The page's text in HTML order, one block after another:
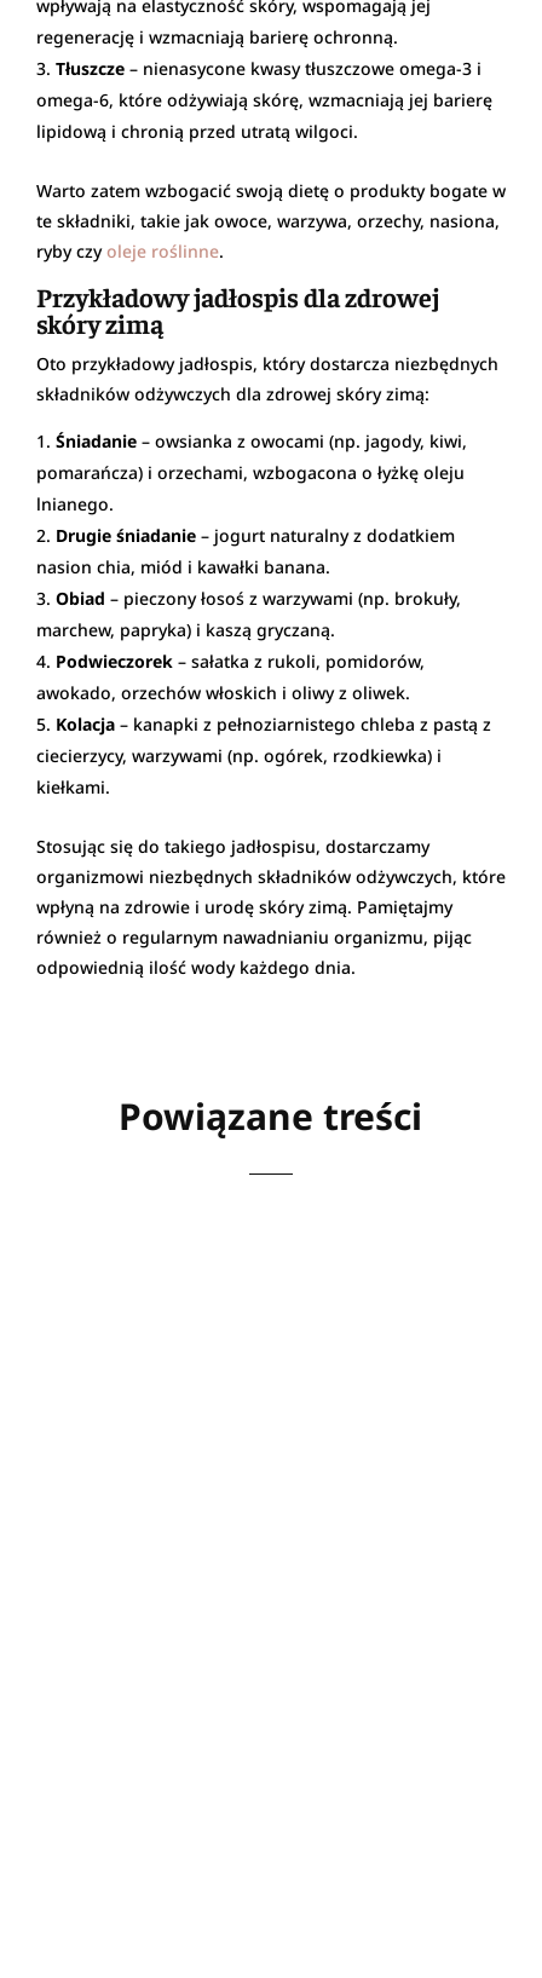
wpływają na elastyczność skóry, wspomagają jej
regenerację i wzmacniają barierę ochronną.
Tłuszcze – nienasycone kwasy tłuszczowe omega-3 i
omega-6, które odżywiają skórę, wzmacniają jej barierę
lipidową i chronią przed utratą wilgoci.
Warto zatem wzbogacić swoją dietę o produkty bogate w
te składniki, takie jak owoce, warzywa, orzechy, nasiona,
ryby czyoleje roślinne.
Przykładowy jadłospis dla zdrowej
skóry zimą
Oto przykładowy jadłospis, który dostarcza niezbędnych
składników odżywczych dla zdrowej skóry zimą:
Śniadanie – owsianka z owocami (np. jagody, kiwi,
pomarańcza) i orzechami, wzbogacona o łyżkę oleju
lnianego.
Drugie śniadanie – jogurt naturalny z dodatkiem
nasion chia, miód i kawałki banana.
Obiad – pieczony łosoś z warzywami (np. brokuły,
marchew, papryka) i kaszą gryczaną.
Podwieczorek – sałatka z rukoli, pomidorów,
awokado, orzechów włoskich i oliwy z oliwek.
Kolacja – kanapki z pełnoziarnistego chleba z pastą z
ciecierzycy, warzywami (np. ogórek, rzodkiewka) i
kiełkami.
Stosując się do takiego jadłospisu, dostarczamy
organizmowi niezbędnych składników odżywczych, które
wpłyną na zdrowie i urodę skóry zimą. Pamiętajmy
również o regularnym nawadnianiu organizmu, pijąc
odpowiednią ilość wody każdego dnia.
Powiązane treści